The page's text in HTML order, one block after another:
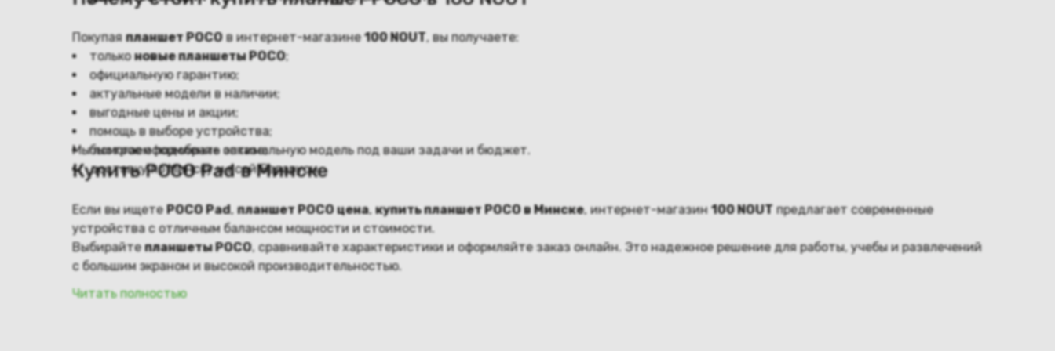
Покупаяпланшет POCOв интернет-магазине100 NOUT, вы получаете:
тольконовые планшеты POCO;
официальную гарантию;
актуальные модели в наличии;
выгодные цены и акции;
помощь в выборе устройства;
быстрое оформление заказа;
доставку по Минску и всей Беларуси.
Мы помогаем подобрать оптимальную модель под ваши задачи и бюджет.
Купить POCO Pad в Минске
Если вы ищетеPOCO Pad,планшет POCO цена,купить планшет POCO в Минске, интернет-магазин100 NOUTпредлагает современные
устройства с отличным балансом мощности и стоимости.
Выбирайтепланшеты POCO, сравнивайте характеристики и оформляйте заказ онлайн. Это надежное решение для работы, учебы и развлечений
с большим экраном и высокой производительностью.
Читать полностью